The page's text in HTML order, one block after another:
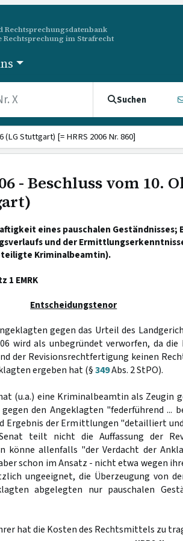
im Strafrecht
Suchen
(LG Stuttgart) [= HRRS 2006 Nr. 860]
- Beschluss vom 10.
eines pauschalen Geständnisses;
und der
Kriminalbeamtin).
1 EMRK
Entscheidungstenor
gegen das Urteil des
wird als unbegründet verworfen, da die
der Revisionsrechtfertigung keinen
ergeben hat (§349Abs. 2 StPO).
(u.a.) eine Kriminalbeamtin als Zeugin
den Angeklagten "federführend ...
Ergebnis der Ermittlungen "detailliert
teilt nicht die Auffassung der
könne allenfalls "der Verdacht der
schon im Ansatz - nicht etwa wegen
ungeeignet, die Überzeugung von
abgelegten nur pauschalen
hat die Kosten des Rechtsmittels zu